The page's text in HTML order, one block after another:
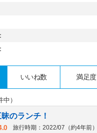
いいね数 満足度
）
のランチ！
旅行時期：2022/07（約4年前）